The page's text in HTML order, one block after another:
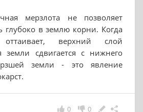
мерзлота не позволяет
глубоко в землю корни. Когда
верхний слой
земли сдвигается с нижнего
земли - это явление
0
0